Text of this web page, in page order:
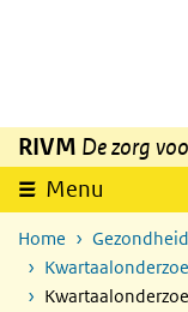
Overslaan en naar de
RIVM De zorg
Menu
Home